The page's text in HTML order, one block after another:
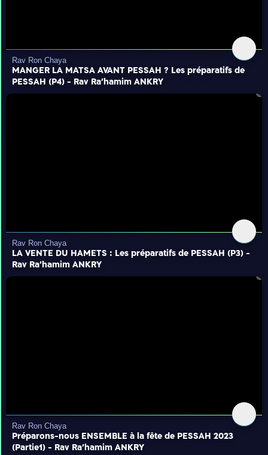
Rav Ron Chaya
MANGER LA MATSA AVANT PESSAH ? Les préparatifs de
PESSAH (P4) - Rav Ra'hamim ANKRY
Rav Ron Chaya
LA VENTE DU HAMETS : Les préparatifs de PESSAH (P3) -
Rav Ra'hamim ANKRY
Rav Ron Chaya
Préparons-nous ENSEMBLE à la fête de PESSAH 2023
(Partie1) - Rav Ra’hamim ANKRY